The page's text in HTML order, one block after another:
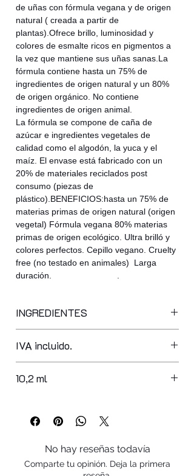
de uñas con fórmula vegana y de origen
natural ( creada a partir de
plantas).Ofrece brillo, luminosidad y
colores de esmalte ricos en pigmentos a
la vez que mantiene sus uñas sanas.La
fórmula contiene hasta un 75% de
ingredientes de origen natural y un 80%
de origen orgánico. No contiene
ingredientes de origen animal.
La fórmula se compone de caña de
azúcar e ingredientes vegetales de
calidad como el algodón, la yuca y el
maíz. El envase está fabricado con un
20% de materiales reciclados post
consumo (piezas de
plástico).BENEFICIOS:hasta un 75% de
materias primas de origen natural (origen
vegetal) Fórmula vegana 80% materias
primas de origen ecológico. Ultra brilló y
colores perfectos. Cepillo vegano. Cruelty
free (no testado en animales) Larga
duración. .
INGREDIENTES
butyl acetate, ethyl acetate,
nitrocellulose, acetyl tributyl citrate,
adipic acid/neopentyl glycol/trimellitic
fluorphlogopite, styrene/acrylates
copolymer, silica, diacetone alcohol,
calcium sodium borosilicate, isopropyl
alcohol, hexanal, lithothamnion
calcareum extract, mannitol, phosphoric
IVA incluido.
10,2 ml
No hay reseñas todavía
Comparte tu opinión. Deja la primera